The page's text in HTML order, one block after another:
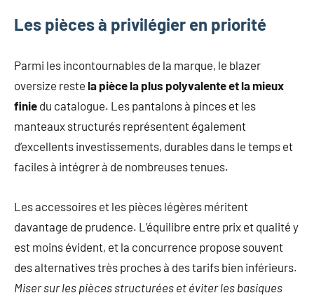
Les pièces à privilégier en priorité
Parmi les incontournables de la marque, le blazer
oversize reste la pièce la plus polyvalente et la mieux
finie du catalogue. Les pantalons à pinces et les
manteaux structurés représentent également
d’excellents investissements, durables dans le temps et
faciles à intégrer à de nombreuses tenues.
Les accessoires et les pièces légères méritent
davantage de prudence. L’équilibre entre prix et qualité y
est moins évident, et la concurrence propose souvent
des alternatives très proches à des tarifs bien inférieurs.
Miser sur les pièces structurées et éviter les basiques